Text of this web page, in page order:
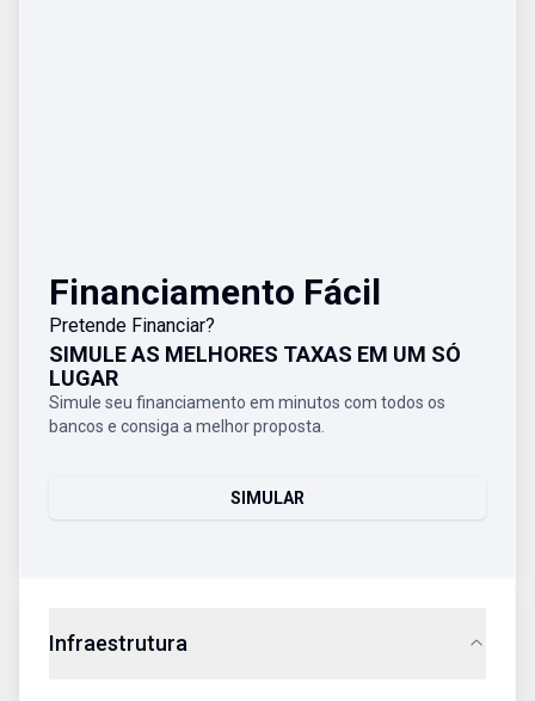
Financiamento Fácil
Pretende Financiar?
SIMULE AS MELHORES TAXAS EM UM SÓ
LUGAR
Simule seu financiamento em minutos com todos os
bancos e consiga a melhor proposta.
SIMULAR
Infraestrutura